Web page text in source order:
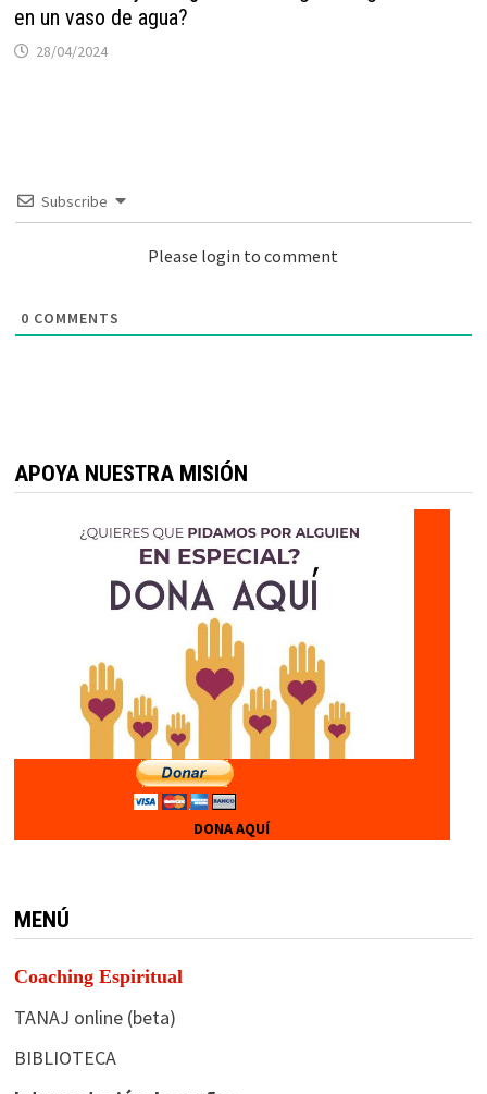
en un vaso de agua?
28/04/2024
Subscribe
Please login to comment
0 COMMENTS
APOYA NUESTRA MISIÓN
DONA AQUÍ
MENÚ
Coaching Espiritual
TANAJ online (beta)
BIBLIOTECA